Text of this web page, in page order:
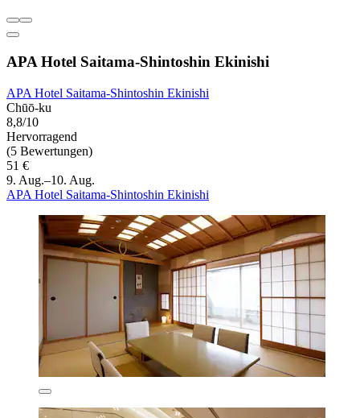
APA Hotel Saitama-Shintoshin Ekinishi
APA Hotel Saitama-Shintoshin Ekinishi
Chūō-ku
8,8/10
Hervorragend
(5 Bewertungen)
51 €
9. Aug.–10. Aug.
APA Hotel Saitama-Shintoshin Ekinishi